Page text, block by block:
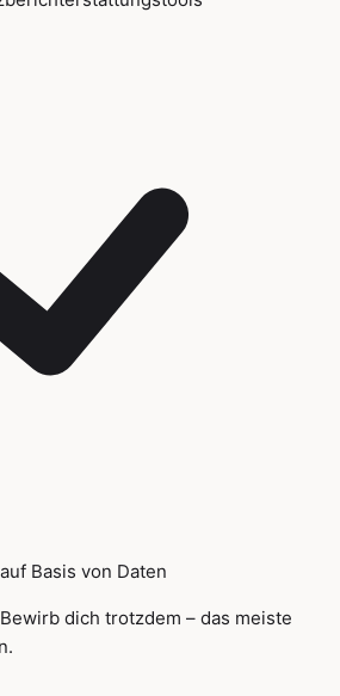
Basis von Daten
dich trotzdem – das meiste